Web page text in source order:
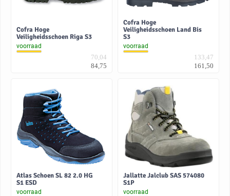
Cofra Hoge
Veiligheidsschoen Riga S3
voorraad
70,04
84,75
Cofra Hoge
Veiligheidsschoen Land Bis
S3
voorraad
133,47
161,50
Atlas Schoen SL 82 2.0 HG
S1 ESD
voorraad
Jallatte Jalclub SAS 574080
S1P
voorraad